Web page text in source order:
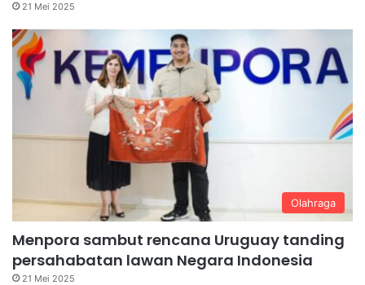
21 Mei 2025
Olahraga
Menpora sambut rencana Uruguay tanding
persahabatan lawan Negara Indonesia
21 Mei 2025